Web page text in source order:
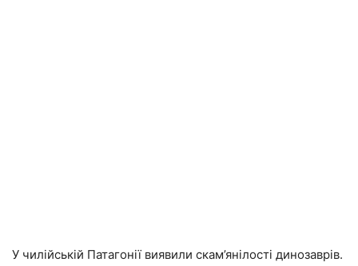
У чилійській Патагонії виявили скам’янілості динозаврів.